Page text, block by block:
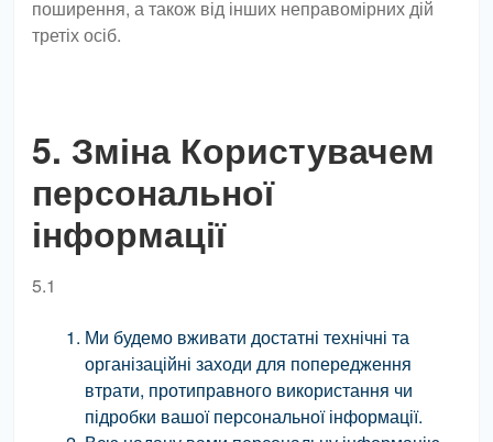
поширення, а також від інших неправомірних дій
третіх осіб.
5. Зміна Користувачем
персональної
інформації
5.1
Ми будемо вживати достатні технічні та
організаційні заходи для попередження
втрати, протиправного використання чи
підробки вашої персональної інформації.